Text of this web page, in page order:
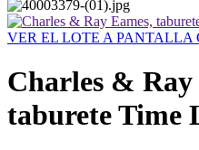
VER EL LOTE A PANTALLA
Charles & Ray
taburete Time